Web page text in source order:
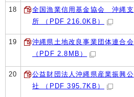
18
全国漁業信用基金協会 沖縄支
所 （PDF 216.0KB）
19
沖縄県土地改良事業団体連合会
（PDF 2.8MB）
20
公益財団法人沖縄県産業振興公
社 （PDF 395.7KB）